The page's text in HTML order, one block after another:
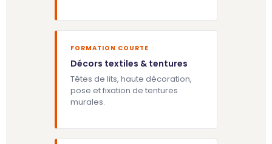
FORMATION COURTE
Décors textiles & tentures
Têtes de lits, haute décoration,
pose et fixation de tentures
murales.